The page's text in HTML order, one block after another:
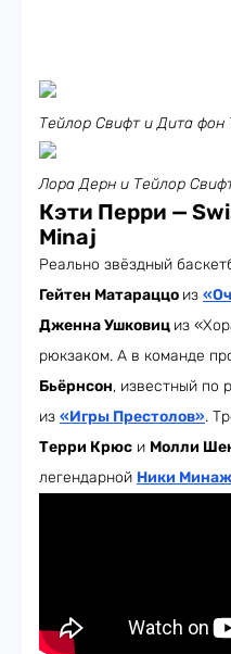
Тейлор Свифт и Дита фон
Лора Дерн и Тейлор
Кэти Перри —
Minaj
Реально звёздный
Гейтен Матараццо из
Дженна Ушковиц из
рюкзаком. А в команде
Бьёрнсон, известный по
из «Игры Престолов».
Терри Крюс и Молли
легендарной Ники Минаж